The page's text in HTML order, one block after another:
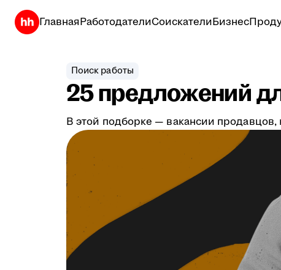
ГлавнаяРаботодателиСоискателиБизнес
Поиск работы
25 предложений
В этой подборке — вакансии продавцов,